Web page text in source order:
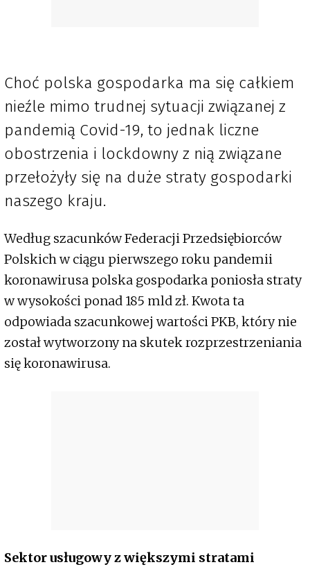
Choć polska gospodarka ma się całkiem
nieźle mimo trudnej sytuacji związanej z
pandemią Covid-19, to jednak liczne
obostrzenia i lockdowny z nią związane
przełożyły się na duże straty gospodarki
naszego kraju.
Według szacunków Federacji Przedsiębiorców
Polskich w ciągu pierwszego roku pandemii
koronawirusa polska gospodarka poniosła straty
w wysokości ponad 185 mld zł. Kwota ta
odpowiada szacunkowej wartości PKB, który nie
został wytworzony na skutek rozprzestrzeniania
się koronawirusa.
Sektor usługowy z większymi stratami